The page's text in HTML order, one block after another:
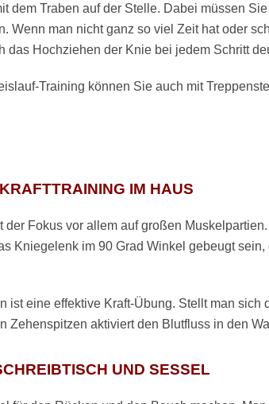
dem Traben auf der Stelle. Dabei müssen
Wenn man nicht ganz so viel Zeit hat oder
das Hochziehen der Knie bei jedem Schritt
Training können Sie auch mit
IM HAUS
der Fokus vor allem auf großen
Kniegelenk im 90 Grad Winkel gebeugt
ist eine effektive Kraft-Übung. Stellt man
Zehenspitzen aktiviert den Blutfluss in den
UND SESSEL